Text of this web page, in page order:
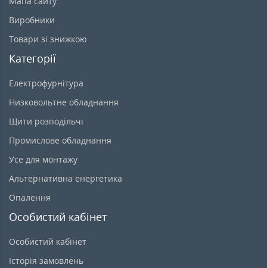
Виробники
Товари зі знижкою
Категорії
Електрофурнітура
Низковольтне обладнання
Щити розподільчі
Промислове обладнання
Усе для монтажу
Альтернативна енергетика
Опалення
Особистий кабінет
Особистий кабінет
Історія замовлень